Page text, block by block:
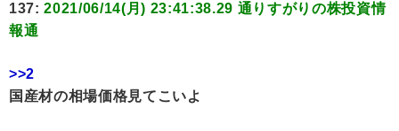
137:2021/06/14(月) 23:41:38.29 通りすがりの株投資情
報通
>>2
国産材の相場価格見てこいよ